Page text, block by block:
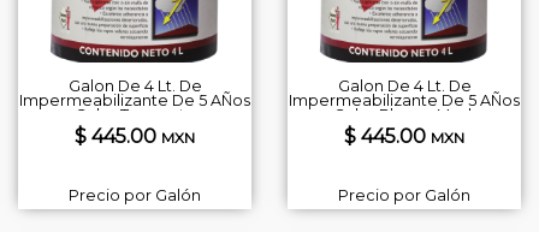
Galon De 4 Lt. De
Impermeabilizante De 5 AÑos
Color Terracota
Mod.thermoflex Mca. General
Paint
$ 445.00 MXN
Precio por Galón
Galon De 4 Lt. De
Impermeabilizante De 5 AÑos
Color Blanco Mod.
Thermoflex Mca. General
Paint
$ 445.00 MXN
Precio por Galón